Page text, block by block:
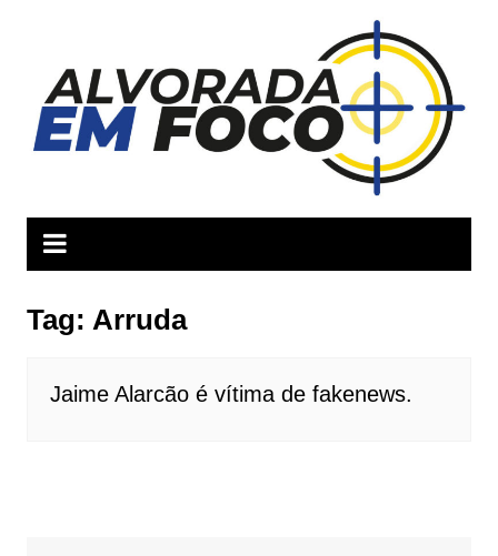
conteúdo
Tag: Arruda
Jaime Alarcão é vítima de fakenews.